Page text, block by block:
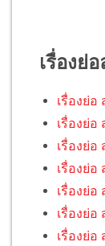
เรื่องย่
เรื่องย่อ
เรื่องย่อ
เรื่องย่อ
เรื่องย่อ
เรื่องย่อ
เรื่องย่อ
เรื่องย่อ